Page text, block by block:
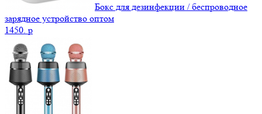
Бокс для дезинфекции / беспроводное
зарядное устройство оптом
1450. p